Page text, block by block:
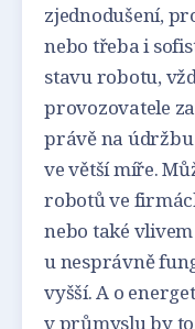
zjednodušení,
nebo třeba i
stavu robotu,
provozovatele
právě na
ve větší míře.
robotů ve
nebo také
u nesprávně
vyšší. A o
v průmyslu by